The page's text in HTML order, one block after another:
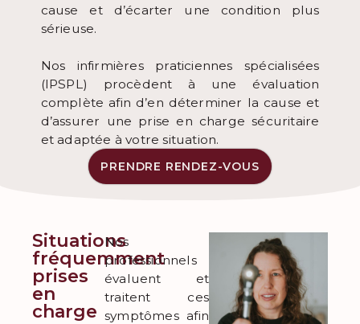
cause et d’écarter une condition plus
sérieuse.
Nos infirmières praticiennes spécialisées
(IPSPL) procèdent à une évaluation
complète afin d’en déterminer la cause et
d’assurer une prise en charge sécuritaire
et adaptée à votre situation.
PRENDRE RENDEZ-VOUS
Situations
fréquemment
prises
en
charge
Nos
professionnels
évaluent et
traitent ces
symptômes afin